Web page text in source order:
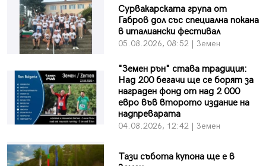
Сурвакарската група от
Габров дол със специална покана
в италиански фестивал
05.08.2026, 08:52 | Земен
"Земен рън" става традиция:
Над 200 бегачи ще се борят за
награден фонд от над 2 000
евро във второто издание на
надпреварата
04.08.2026, 12:42 | Земен
Тази събота купона ще е в